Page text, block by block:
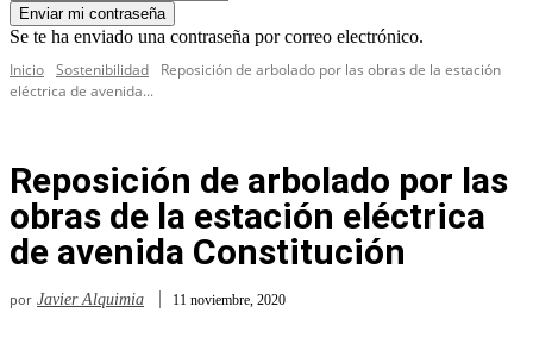
Se te ha enviado una contraseña por correo electrónico.
Inicio Sostenibilidad
Reposición de arbolado por las obras de la estación
eléctrica de avenida...
Reposición de arbolado por las
obras de la estación eléctrica
de avenida Constitución
por Javier Alquimia 11 noviembre, 2020